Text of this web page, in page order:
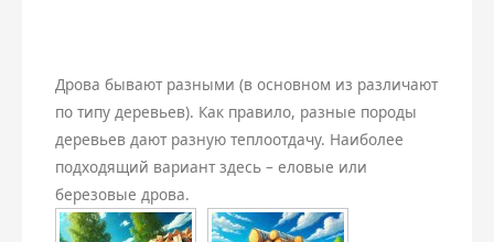
Бой
Дрова
Пеллеты
Дренаж
Земляные работы
Навесы
Дрова бывают разными (в основном из различают
по типу деревьев). Как правило, разные породы
деревьев дают разную теплоотдачу. Наиболее
подходящий вариант здесь – еловые или
березовые дрова.